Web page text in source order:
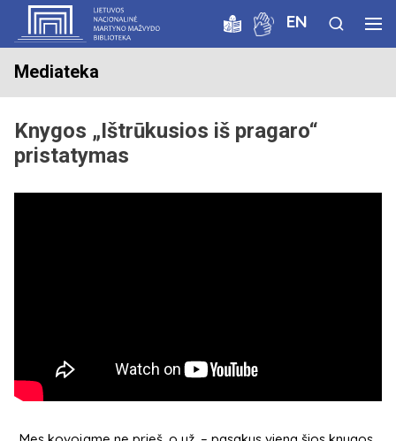
EN
Mediateka
Knygos „Ištrūkusios iš pragaro“
pristatymas